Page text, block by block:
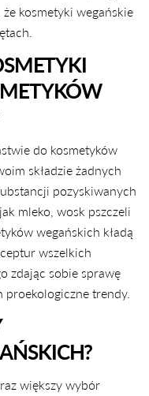
kosmetyki wegańskie
do kosmetyków
składzie żadnych
pozyskiwanych
mleko, wosk pszczeli
wegańskich kładą
wszelkich
zdając sobie sprawę
proekologiczne trendy.
większy wybór